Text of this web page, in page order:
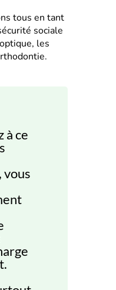
tous en tant
sociale
les
à ce
vous